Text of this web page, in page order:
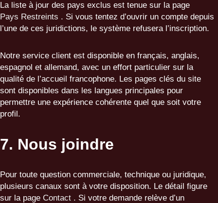
La liste à jour des pays exclus est tenue sur la page
Pays Restreints . Si vous tentez d’ouvrir un compte depuis
l’une de ces juridictions, le système refusera l’inscription.
Notre service client est disponible en français, anglais,
espagnol et allemand, avec un effort particulier sur la
qualité de l’accueil francophone. Les pages clés du site
sont disponibles dans les langues principales pour
permettre une expérience cohérente quel que soit votre
profil.
7. Nous joindre
Pour toute question commerciale, technique ou juridique,
plusieurs canaux sont à votre disposition. Le détail figure
sur la page Contact . Si votre demande relève d’un